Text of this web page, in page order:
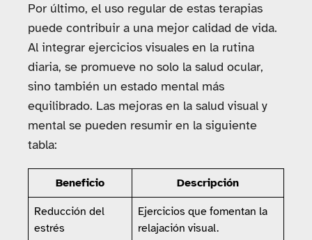
Por último, el uso regular de estas terapias
puede contribuir a una mejor calidad de vida.
Al integrar ejercicios visuales en la rutina
diaria, se promueve no solo la salud ocular,
sino también un estado mental más
equilibrado. Las mejoras en la salud visual y
mental se pueden resumir en la siguiente
tabla:
Beneficio Descripción
Reducción del
estrés
Ejercicios que fomentan la
relajación visual.